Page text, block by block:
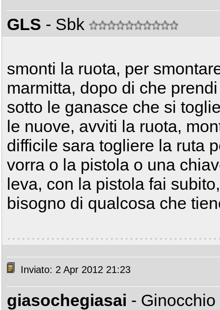
GLS - Sbk
smonti la ruota, per
marmitta, dopo di che
sotto le ganasce che si
le nuove, avviti la ruota,
difficile sara togliere la ruta
vorra o la pistola o una
leva, con la pistola fai
bisogno di qualcosa che
Inviato: 2 Apr 2012 21:23
giasochegiasai -